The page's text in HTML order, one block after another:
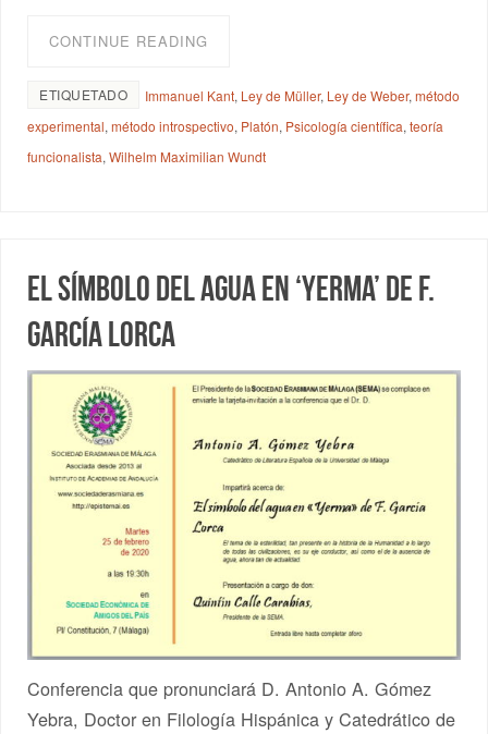
CONTINUE READING
ETIQUETADO Immanuel Kant, Ley de Müller, Ley de Weber,método
experimental,método introspectivo, Platón, Psicología científica,teoría
funcionalista,Wilhelm Maximilian Wundt
El símbolo del agua en ‘Yerma’ de F.
García Lorca
Conferencia que pronunciará D. Antonio A. Gómez
Yebra, Doctor en Filología Hispánica y Catedrático de